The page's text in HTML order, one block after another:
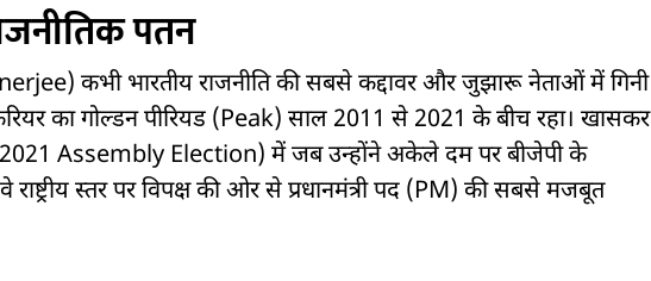
पतन
कभी भारतीय राजनीति की सबसे कद्दावर और जुझारू नेताओं में गिनी
का गोल्डन पीरियड (Peak) साल 2011 से 2021 के बीच रहा। खासकर
Assembly Election) में जब उन्होंने अकेले दम पर बीजेपी के
राष्ट्रीय स्तर पर विपक्ष की ओर से प्रधानमंत्री पद (PM) की सबसे मजबूत